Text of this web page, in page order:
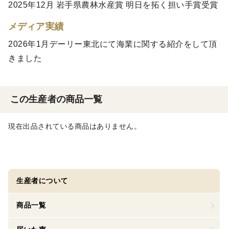
2025年12月 岩手県農林水産賞 明日を拓く担い手賞受賞
メディア実績
2026年1月デーリー東北にて海業に関する紹介をして頂
きました
この生産者の商品一覧
現在出品されている商品はありません。
生産者について
商品一覧